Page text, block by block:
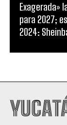
Exagerada»
para 2027;
2024: